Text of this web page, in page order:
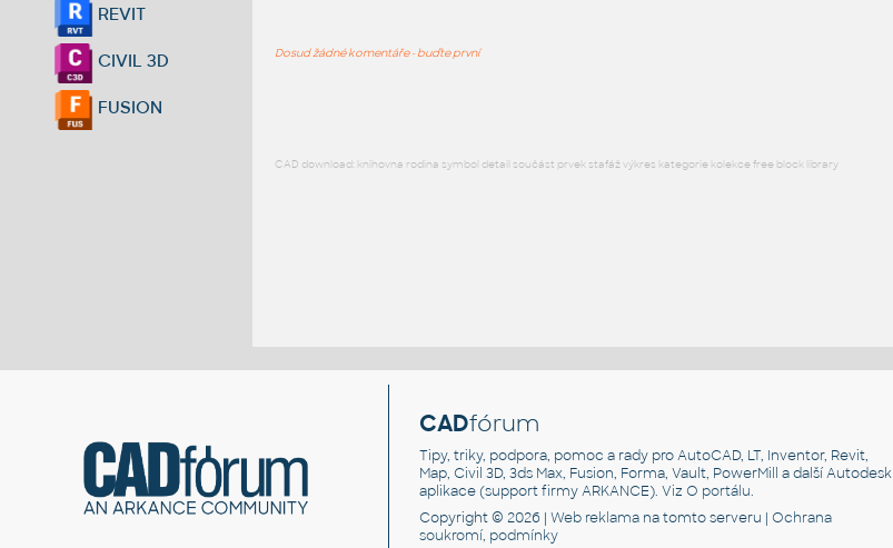
REVIT
CIVIL 3D
FUSION
Dosud žádné komentáře - buďte první
CAD download: knihovna rodina symbol detail součást prvek stafáž výkres kategorie kolekce free block library
CADfórum
Tipy, triky, podpora, pomoc a rady pro AutoCAD, LT, Inventor, Revit,
Map, Civil 3D, 3ds Max, Fusion, Forma, Vault, PowerMill a další Autodesk
aplikace (support firmy ARKANCE). VizO portálu.
Copyright © 2026 |Web reklama na tomto serveru |Ochrana
soukromí, podmínky